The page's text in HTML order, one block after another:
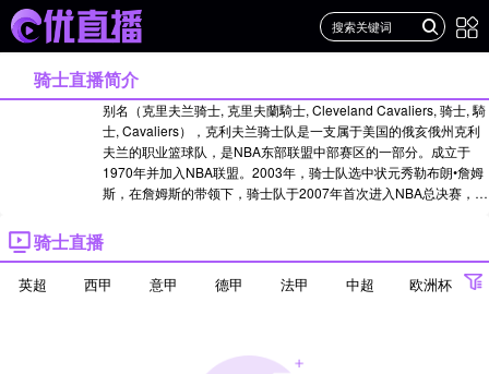
骑士直播简介
别名（克里夫兰骑士, 克里夫蘭騎士, Cleveland Cavaliers, 骑士, 騎
士, Cavaliers），克利夫兰骑士队是一支属于美国的俄亥俄州克利
夫兰的职业篮球队，是NBA东部联盟中部赛区的一部分。成立于
1970年并加入NBA联盟。2003年，骑士队选中状元秀勒布朗•詹姆
斯，在詹姆斯的带领下，骑士队于2007年首次进入NBA总决赛，但
里•欧文与凯文•乐福的骑士队三巨头。 2016年6月20日，骑士战胜
勇士夺得2015-16赛季总冠军...点击查看>>22-23赛季名单>>21-22
骑士直播
英超 西甲 意甲 德甲 法甲 中超
欧洲杯